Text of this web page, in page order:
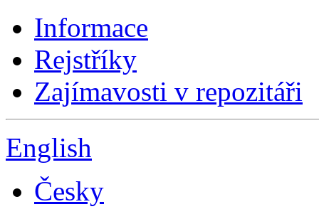
Informace
Rejstříky
Zajímavosti v repozitáři
English
Česky